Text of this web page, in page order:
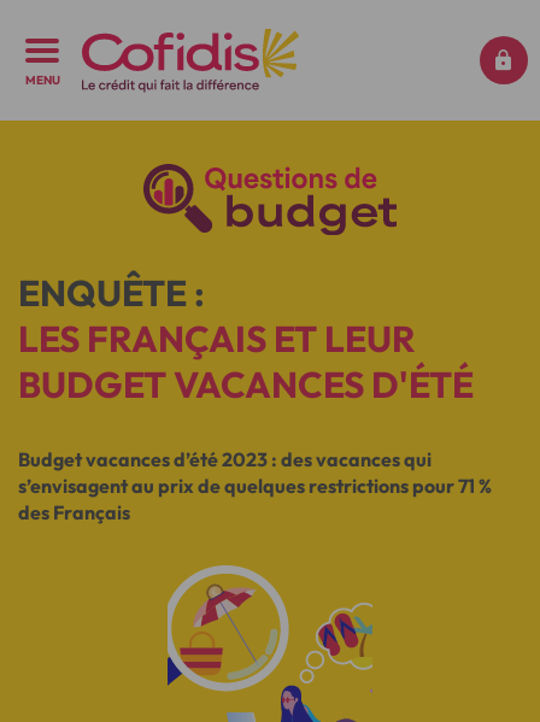
MENU
ENQUÊTE :
LES FRANÇAIS ET LEUR
BUDGET VACANCES D'ÉTÉ
Budget vacances d’été 2023 : des vacances qui
s’envisagent au prix de quelques restrictions pour 71 %
des Français